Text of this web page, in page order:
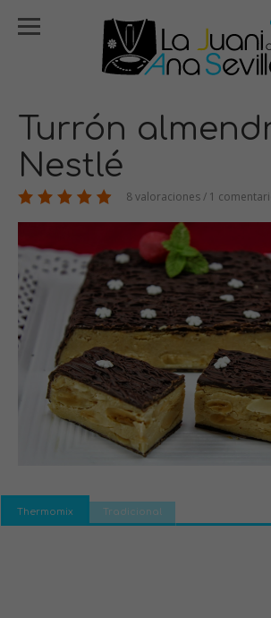
Turrón
Nestlé
8 valoraciones / 1
Thermomix Tradicional